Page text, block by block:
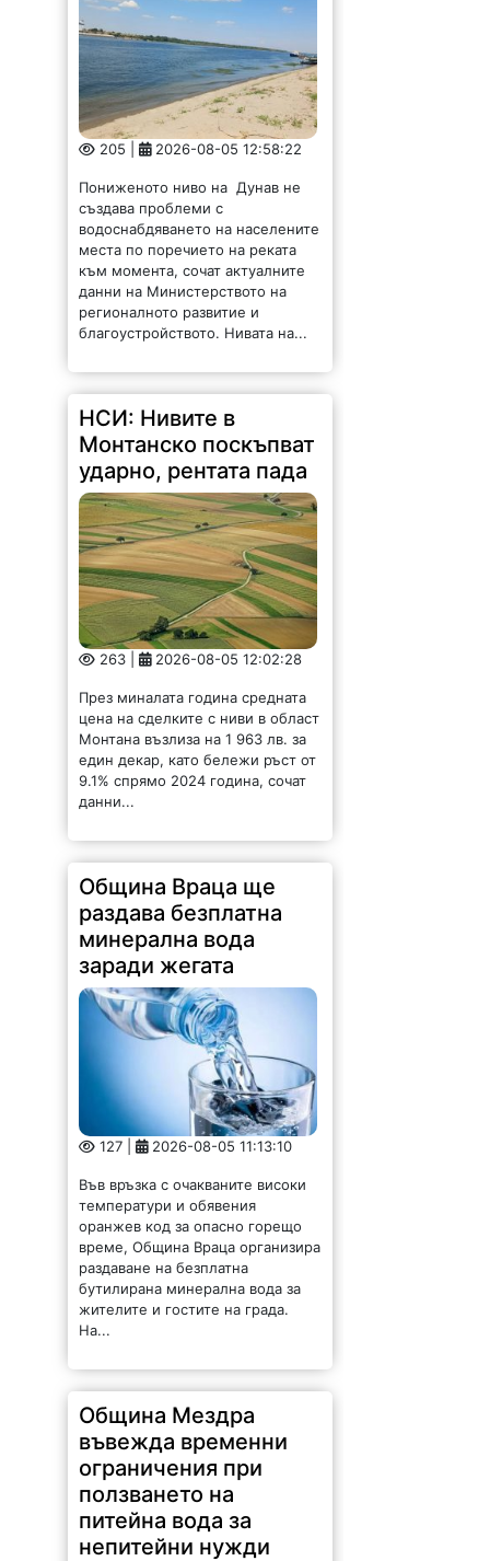
205 | 2026-08-05 12:58:22
Пониженото ниво на Дунав не
създава проблеми с
водоснабдяването на населените
места по поречието на реката
към момента, сочат актуалните
данни на Министерството на
регионалното развитие и
благоустройството. Нивата на...
НСИ: Нивите в
Монтанско поскъпват
ударно, рентата пада
263 | 2026-08-05 12:02:28
През миналата година средната
цена на сделките с ниви в област
Монтана възлиза на 1 963 лв. за
един декар, като бележи ръст от
9.1% спрямо 2024 година, сочат
данни...
Община Враца ще
раздава безплатна
минерална вода
заради жегата
127 | 2026-08-05 11:13:10
Във връзка с очакваните високи
температури и обявения
оранжев код за опасно горещо
време, Община Враца организира
раздаване на безплатна
бутилирана минерална вода за
жителите и гостите на града.
На...
Община Мездра
въвежда временни
ограничения при
ползването на
питейна вода за
непитейни нужди